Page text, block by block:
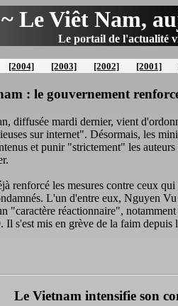
~ Le Viêt Nam,
Le portail de l'actualité
[2004] [2003] [2002] [2001]
: le gouvernement
diffusée mardi dernier, vient
sur internet". Désormais, les
et punir "strictement" les
renforcé les mesures contre ceux
L'un d'entre eux, Nguyen
"caractère réactionnaire",
s'est mis en grève de la faim depuis
Le Vietnam intensifie son